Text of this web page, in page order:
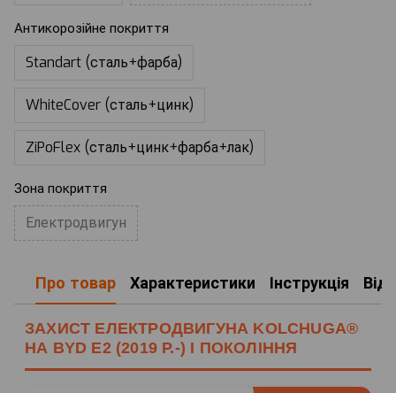
Антикорозійне покриття
Standart (сталь+фарба)
WhiteCover (сталь+цинк)
ZiPoFlex (сталь+цинк+фарба+лак)
Зона покриття
Електродвигун
Про товар Характеристики Інструкція
ЗАХИСТ ЕЛЕКТРОДВИГУНА KOLCHUGA®
НА BYD E2 (2019 Р.-) I ПОКОЛІННЯ